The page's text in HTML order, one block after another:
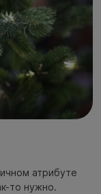
атрибуте
то нужно.